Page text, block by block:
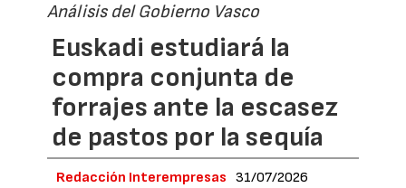
Análisis del Gobierno Vasco
Euskadi estudiará la
compra conjunta de
forrajes ante la escasez
de pastos por la sequía
Redacción Interempresas 31/07/2026